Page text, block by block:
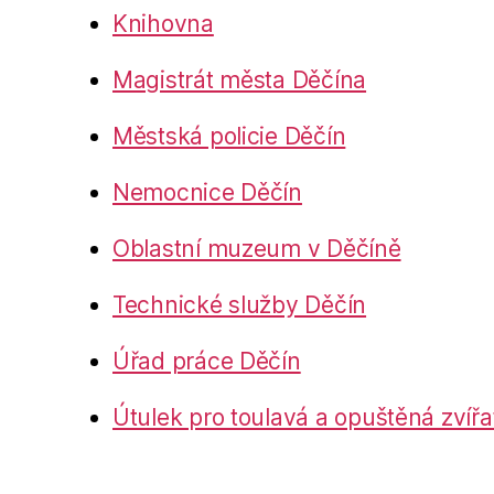
Knihovna
Magistrát města Děčína
Městská policie Děčín
Nemocnice Děčín
Oblastní muzeum v Děčíně
Technické služby Děčín
Úřad práce Děčín
Útulek pro toulavá a opuštěná